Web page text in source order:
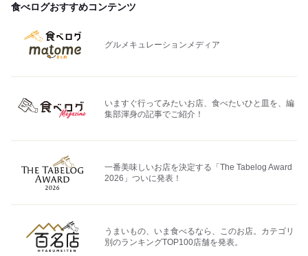
食べログおすすめコンテンツ
グルメキュレーションメディア
いますぐ行ってみたいお店、食べたいひと皿を、編
集部渾身の記事でご紹介！
一番美味しいお店を決定する「The Tabelog Award
2026」ついに発表！
うまいもの、いま食べるなら、このお店。カテゴリ
別のランキングTOP100店舗を発表。